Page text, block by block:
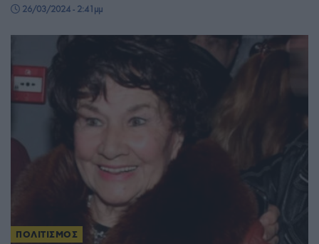
26/03/2024 - 2:41μμ
ΠΟΛΙΤΙΣΜΟΣ